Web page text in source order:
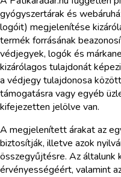
gyógyszertárak és
logóit) megjelenítése
termék forrásának
védjegyek, logók és
kizárólagos tulajdonát
a védjegy tulajdonosa
támogatásra vagy egyéb
kifejezetten jelölve van.
A megjelenített árakat az
biztosítják, illetve azok
összegyűjtésre. Az
érvényességéért, valamint